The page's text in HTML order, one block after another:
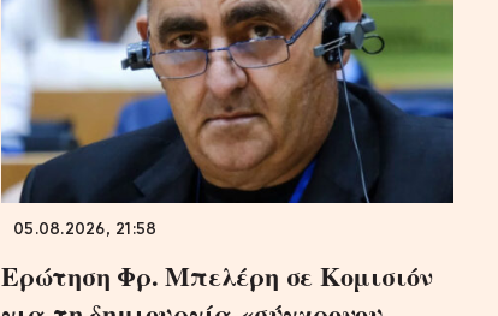
05.08.2026, 21:58
Ερώτηση Φρ. Μπελέρη σε Κομισιόν